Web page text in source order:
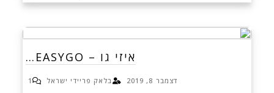
איזי גו – EASYGO…
דצמבר 8, 2019 בלאק פריידי ישראל 1